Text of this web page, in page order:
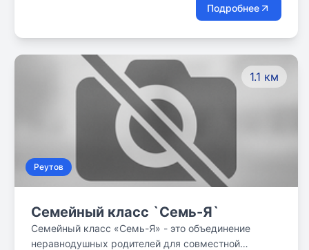
Подробнее
1.1 км
Реутов
Семейный класс `Семь-Я`
Семейный класс «Семь-Я» - это объединение
неравнодушных родителей для совместной